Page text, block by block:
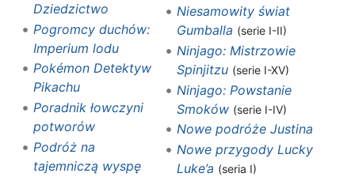
Dziedzictwo
Pogromcy duchów:
Imperium lodu
Pokémon Detektyw
Pikachu
Poradnik łowczyni
potworów
Podróż na
tajemniczą wyspę
Niesamowity świat
Gumballa (serie I-II)
Ninjago: Mistrzowie
Spinjitzu (serie I-XV)
Ninjago: Powstanie
Smoków (serie I-IV)
Nowe podróże Justina
Nowe przygody Lucky
Luke’a (seria I)